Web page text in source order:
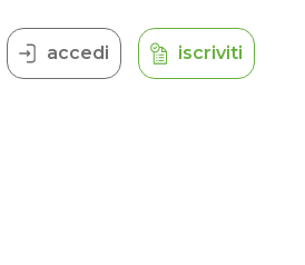
accedi iscriviti